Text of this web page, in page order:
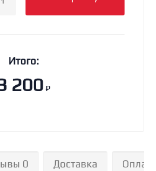
Итого:
200 ₽
0 Доставка Оплата